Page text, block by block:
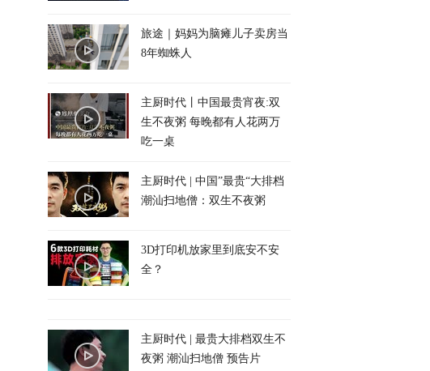
旅途｜妈妈为脑瘫儿子卖房当
8年蜘蛛人
主厨时代丨中国最贵宵夜:双
生不夜粥 每晚都有人花两万
吃一桌
主厨时代 | 中国”最贵“大排档
潮汕扫地僧：双生不夜粥
3D打印机放家里到底安不安
全？
主厨时代 | 最贵大排档双生不
夜粥 潮汕扫地僧 预告片